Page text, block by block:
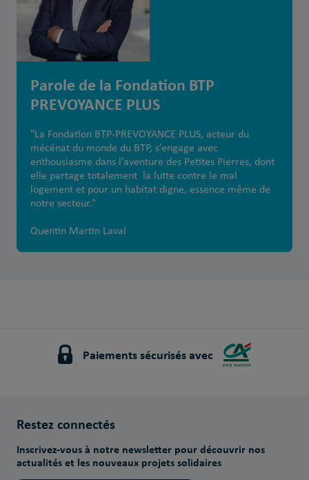
Parole de la Fondation BTP
PREVOYANCE PLUS
"La Fondation BTP-PREVOYANCE PLUS, acteur du
mécénat du monde du BTP, s’engage avec
enthousiasme dans l’aventure des Petites Pierres, dont
elle partage totalement la lutte contre le mal
logement et pour un habitat digne, essence même de
notre secteur."
Quentin Martin Laval
Paiements sécurisés avec
Restez connectés
Inscrivez-vous à notre newsletter pour découvrir nos
actualités et les nouveaux projets solidaires